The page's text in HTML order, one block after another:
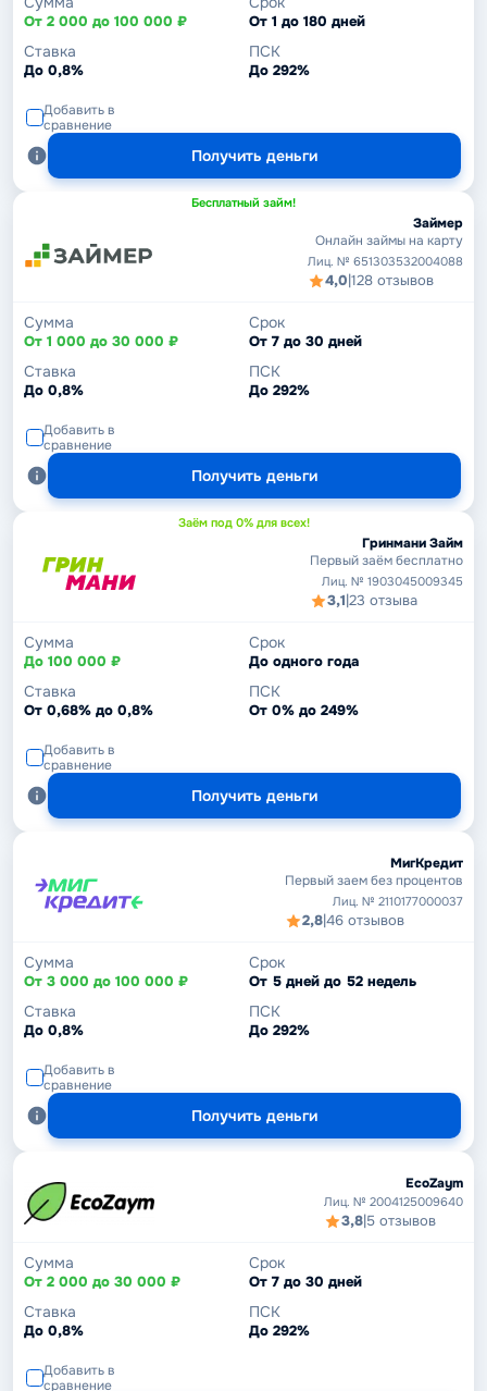
От 2 000 до 100 000 ₽ От 1 до 180 дней
Ставка
До 0,8%
ПСК
До 292%
Добавить в
сравнение
Получить деньги
Бесплатный займ!
Займер
Онлайн займы на карту
Лиц. № 651303532004088
4,0|128 отзывов
Сумма
От 1 000 до 30 000 ₽
Срок
От 7 до 30 дней
Ставка
До 0,8%
ПСК
До 292%
Добавить в
сравнение
Получить деньги
Заём под 0% для всех!
Гринмани Займ
Первый заём бесплатно
Лиц. № 1903045009345
3,1|23 отзыва
Сумма
До 100 000 ₽
Срок
До одного года
Ставка
От 0,68% до 0,8%
ПСК
От 0% до 249%
Добавить в
сравнение
Получить деньги
МигКредит
Первый заем без процентов
Лиц. № 2110177000037
2,8|46 отзывов
Сумма
От 3 000 до 100 000 ₽
Срок
От 5 дней до 52 недель
Ставка
До 0,8%
ПСК
До 292%
Добавить в
сравнение
Получить деньги
EcoZaym
Лиц. № 2004125009640
3,8|5 отзывов
Сумма
От 2 000 до 30 000 ₽
Срок
От 7 до 30 дней
Ставка
До 0,8%
ПСК
До 292%
Добавить в
сравнение